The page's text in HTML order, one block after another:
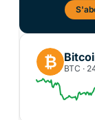
₿ BTC ·